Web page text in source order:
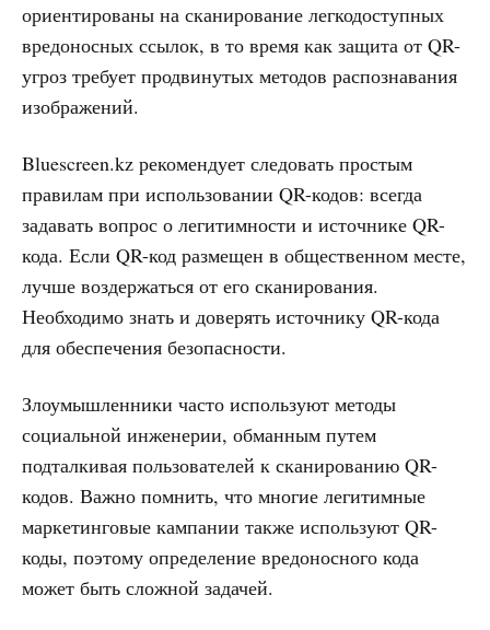
ориентированы на сканирование легкодоступных
вредоносных ссылок, в то время как защита от QR-
угроз требует продвинутых методов распознавания
изображений.
Bluescreen.kz рекомендует следовать простым
правилам при использовании QR-кодов: всегда
задавать вопрос о легитимности и источнике QR-
кода. Если QR-код размещен в общественном месте,
лучше воздержаться от его сканирования.
Необходимо знать и доверять источнику QR-кода
для обеспечения безопасности.
Злоумышленники часто используют методы
социальной инженерии, обманным путем
подталкивая пользователей к сканированию QR-
кодов. Важно помнить, что многие легитимные
маркетинговые кампании также используют QR-
коды, поэтому определение вредоносного кода
может быть сложной задачей.